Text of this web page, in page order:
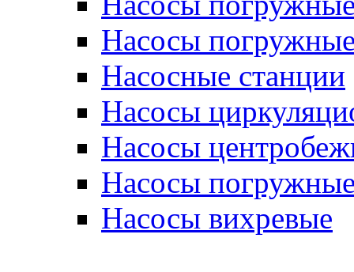
Насосы
Насосные станции
Насосы
Насосы
Насосы
Насосы вихревые